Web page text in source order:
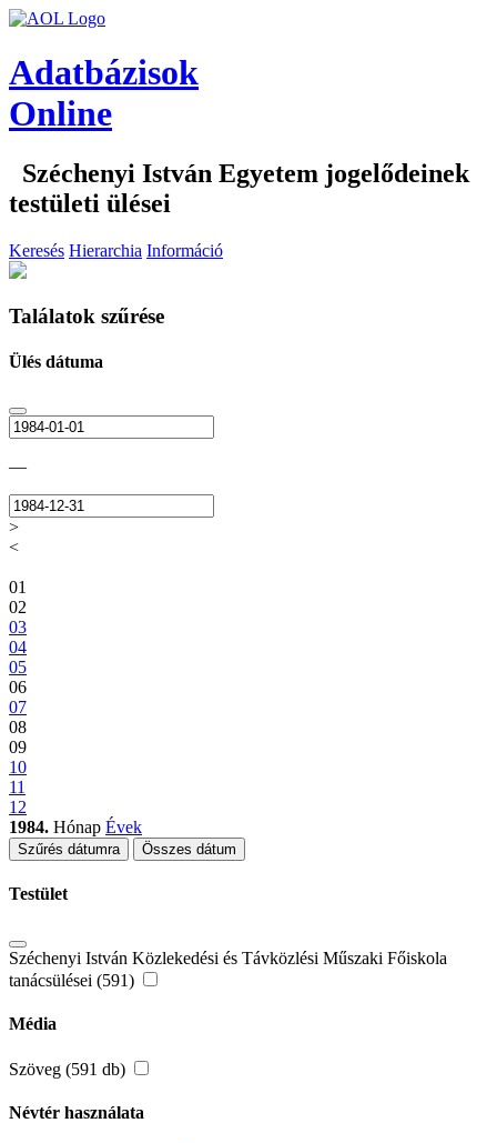
Adatbázisok
Online
Széchenyi István Egyetem jogelődeinek
testületi ülései
Keresés Hierarchia Információ
Találatok szűrése
Ülés dátuma
—
>
<
01
02
03
04
05
06
07
08
09
10
11
12
1984. Hónap Évek
Szűrés dátumra Összes dátum
Testület
Széchenyi István Közlekedési és Távközlési Műszaki Főiskola
tanácsülései (591)
Média
Szöveg (591 db)
Névtér használata